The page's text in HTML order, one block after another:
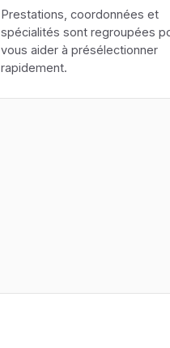
Prestations, coordonnées et
spécialités sont regroupées
vous aider à présélectionner
rapidement.